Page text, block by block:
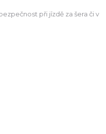
při jízdě za šera či v